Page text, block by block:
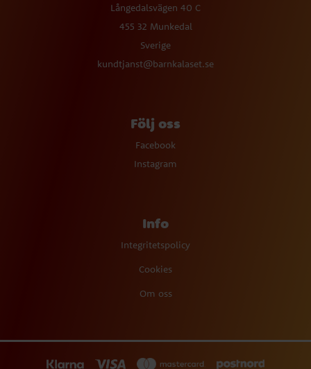
Långedalsvägen 40 C
455 32 Munkedal
Sverige
kundtjanst@barnkalaset.se
Följ oss
Facebook
Instagram
Info
Integritetspolicy
Cookies
Om oss